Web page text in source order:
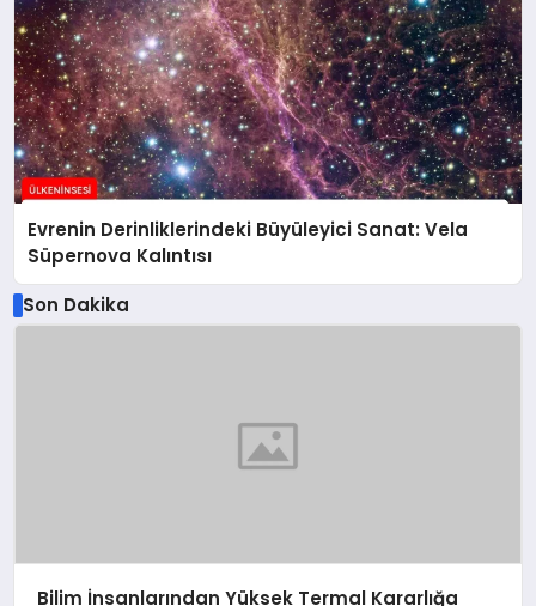
Evrenin Derinliklerindeki Büyüleyici Sanat: Vela
Süpernova Kalıntısı
Son Dakika
Bilim İnsanlarından Yüksek Termal Kararlığa